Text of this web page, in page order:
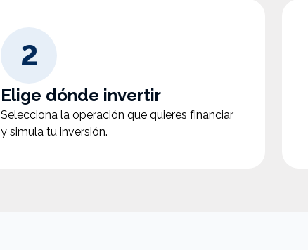
2
Elige dónde invertir
Selecciona la operación que quieres financiar
y simula tu inversión.